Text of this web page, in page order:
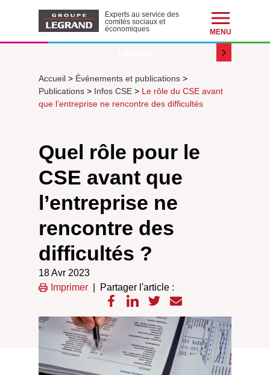
Experts au service des
comités sociaux et
économiques
MENU
Accueil > Événements et publications >
Publications > Infos CSE > Le rôle du CSE avant
que l’entreprise ne rencontre des difficultés
Quel rôle pour le
CSE avant que
l’entreprise ne
rencontre des
difficultés ?
18 Avr 2023
Imprimer
Partager l'article :